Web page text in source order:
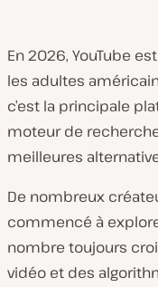
En 2026, YouTube
les adultes
c’est la principale
moteur de
meilleures
De nombreux
commencé à
nombre toujours
vidéo et des